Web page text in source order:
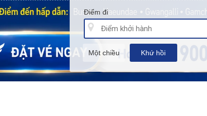
Điểm đi
Một chiều Khứ hồi